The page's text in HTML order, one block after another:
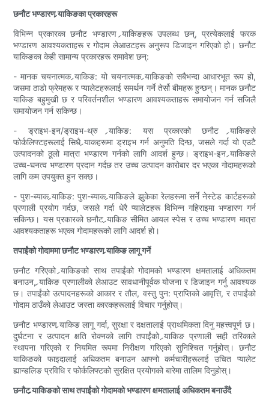
छनौट भण्डारण र्‍याकिङका प्रकारहरू
विभिन्न प्रकारका छनौट भण्डारण र्‍याकिङहरू उपलब्ध छन्, प्रत्येकलाई फरक
भण्डारण आवश्यकताहरू र गोदाम लेआउटहरू अनुरूप डिजाइन गरिएको हो। छनौट
र्‍याकिङका केही सामान्य प्रकारहरू समावेश छन्:
- मानक चयनात्मक र्‍याकिङ: यो चयनात्मक र्‍याकिङको सबैभन्दा आधारभूत रूप हो,
जसमा ठाडो फ्रेमहरू र प्यालेटहरूलाई समर्थन गर्ने तेर्सो बीमहरू हुन्छन्। मानक छनौट
र्‍याकिङ बहुमुखी छ र परिवर्तनशील भण्डारण आवश्यकताहरू समायोजन गर्न सजिलै
समायोजन गर्न सकिन्छ।
- ड्राइभ-इन/ड्राइभ-थ्रु र्‍याकिङ: यस प्रकारको छनौट र्‍याकिङले
फोर्कलिफ्टहरूलाई सिधै र्‍याकहरूमा ड्राइभ गर्न अनुमति दिन्छ, जसले गर्दा यो एउटै
उत्पादनको ठूलो मात्रा भण्डारण गर्नको लागि आदर्श हुन्छ। ड्राइभ-इन र्‍याकिङले
उच्च-घनत्व भण्डारण प्रदान गर्दछ तर उच्च उत्पादन कारोबार दर भएका गोदामहरूको
लागि कम उपयुक्त हुन सक्छ।
- पुश-ब्याक र्‍याकिङ: पुश-ब्याक र्‍याकिङले झुकेका रेलहरूमा सर्ने नेस्टेड कार्टहरूको
प्रणाली प्रयोग गर्दछ, जसले गर्दा धेरै प्यालेटहरू विभिन्न गहिराइमा भण्डारण गर्न
सकिन्छ। यस प्रकारको छनौट र्‍याकिङ सीमित आयल स्पेस र उच्च भण्डारण मात्रा
आवश्यकताहरू भएका गोदामहरूको लागि आदर्श हो।
तपाईंको गोदाममा छनौट भण्डारण र्‍याकिङ लागू गर्ने
छनौट गरिएको र्‍याकिङको साथ तपाईंको गोदामको भण्डारण क्षमतालाई अधिकतम
बनाउन, र्‍याकिङ प्रणालीको लेआउट सावधानीपूर्वक योजना र डिजाइन गर्नु आवश्यक
छ। तपाईंको उत्पादनहरूको आकार र तौल, वस्तु पुन: प्राप्तिको आवृत्ति, र तपाईंको
गोदाम ठाउँको लेआउट जस्ता कारकहरूलाई विचार गर्नुहोस्।
छनौट भण्डारण र्‍याकिङ लागू गर्दा, सुरक्षा र दक्षतालाई प्राथमिकता दिनु महत्त्वपूर्ण छ।
दुर्घटना र उत्पादन क्षति रोक्नको लागि तपाईंको र्‍याकिङ प्रणाली सही तरिकाले
स्थापना गरिएको र नियमित रूपमा निरीक्षण गरिएको सुनिश्चित गर्नुहोस्। छनौट
र्‍याकिङको फाइदालाई अधिकतम बनाउन आफ्नो कर्मचारीहरूलाई उचित प्यालेट
ह्यान्डलिङ प्रविधि र फोर्कलिफ्टको सुरक्षित प्रयोगको बारेमा तालिम दिनुहोस्।
छनौट र्‍याकिङको साथ तपाईंको गोदामको भण्डारण क्षमतालाई अधिकतम बनाउँदै